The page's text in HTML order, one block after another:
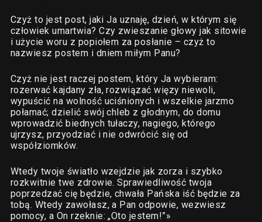
Czyż to jest post, jaki Ja uznaję, dzień, w którym się
człowiek umartwia? Czy zwieszanie głowy jak sitowie
i użycie woru z popiołem za posłanie – czyż to
nazwiesz postem i dniem miłym Panu?
Czyż nie jest raczej postem, który Ja wybieram:
rozerwać kajdany zła, rozwiązać więzy niewoli,
wypuścić na wolność uciśnionych i wszelkie jarzmo
połamać; dzielić swój chleb z głodnym, do domu
wprowadzić biednych tułaczy, nagiego, którego
ujrzysz, przyodziać i nie odwrócić się od
współziomków.
Wtedy twoje światło wzejdzie jak zorza i szybko
rozkwitnie twe zdrowie. Sprawiedliwość twoja
poprzedzać cię będzie, chwała Pańska iść będzie za
tobą. Wtedy zawołasz, a Pan odpowie, wezwiesz
pomocy, a On rzeknie: „Oto jestem!”»